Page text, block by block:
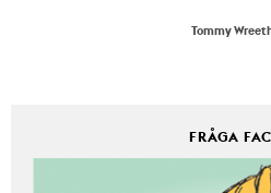
Tommy
FRÅGA